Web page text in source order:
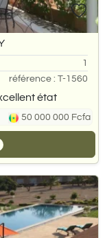
1
référence : T-1560
état
50 000 000 Fcfa